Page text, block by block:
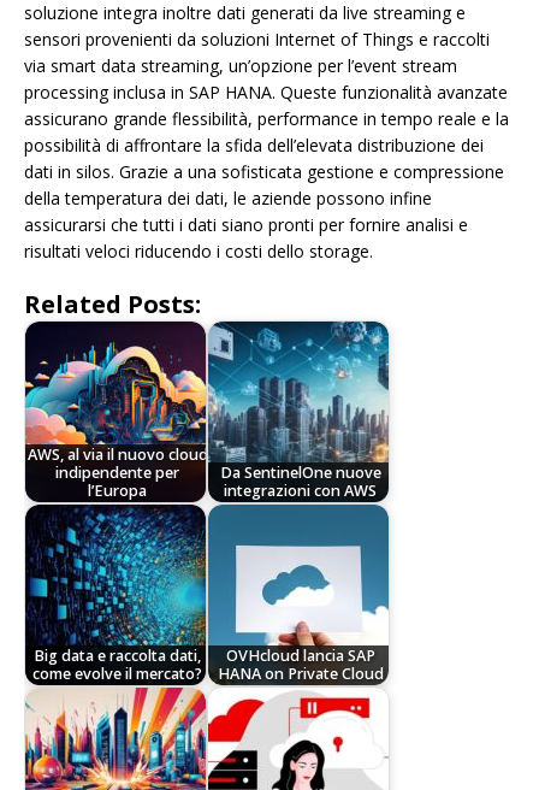
soluzione integra inoltre dati generati da live streaming e
sensori provenienti da soluzioni Internet of Things e raccolti
via smart data streaming, un’opzione per l’event stream
processing inclusa in SAP HANA. Queste funzionalità avanzate
assicurano grande flessibilità, performance in tempo reale e la
possibilità di affrontare la sfida dell’elevata distribuzione dei
dati in silos. Grazie a una sofisticata gestione e compressione
della temperatura dei dati, le aziende possono infine
assicurarsi che tutti i dati siano pronti per fornire analisi e
risultati veloci riducendo i costi dello storage.
Related Posts:
AWS, al via il nuovo cloud
indipendente per
l’Europa
Da SentinelOne nuove
integrazioni con AWS
Big data e raccolta dati,
come evolve il mercato?
OVHcloud lancia SAP
HANA on Private Cloud